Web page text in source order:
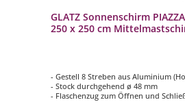
GLATZ Sonnenschirm
250 x 250 cm
- Gestell 8 Streben aus Aluminium
- Stock durchgehend ø 48 mm
- Flaschenzug zum Öffnen und